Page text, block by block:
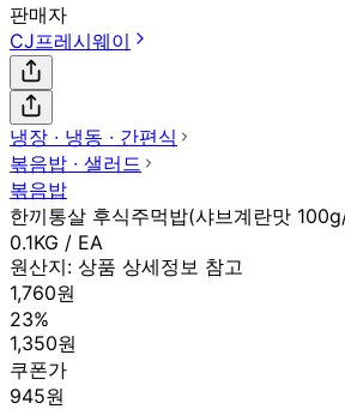
판매자
CJ프레시웨이
냉장 ∙ 냉동 ∙ 간편식
볶음밥 ∙ 샐러드
볶음밥
한끼통살 후식주먹밥(샤브계란맛
0.1KG / EA
원산지: 상품 상세정보 참고
1,760원
23%
1,350원
쿠폰가
945원